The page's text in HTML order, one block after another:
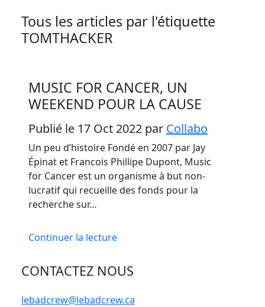
Tous les articles par l'étiquette
TOMTHACKER
MUSIC FOR CANCER, UN
WEEKEND POUR LA CAUSE
Publié le 17 Oct 2022 par Collabo
Un peu d’histoire Fondé en 2007 par Jay
Épinat et Francois Phillipe Dupont, Music
for Cancer est un organisme à but non-
lucratif qui recueille des fonds pour la
recherche sur…
Continuer la lecture
CONTACTEZ NOUS
lebadcrew@lebadcrew.ca